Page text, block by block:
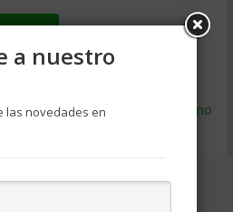
reducir el spam.
Aprende cómo
comentarios
a nuestro
las novedades en